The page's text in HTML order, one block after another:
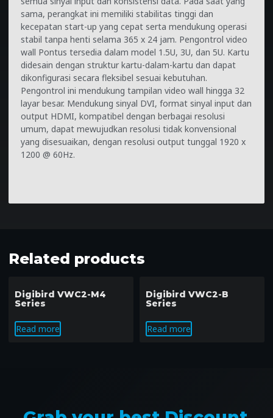
sama, perangkat ini memiliki stabilitas tinggi dan
kecepatan start-up yang cepat serta mendukung operasi
stabil tanpa henti selama 365 x 24 jam. Pengontrol video
wall Pontus tersedia dalam model 1.5U, 3U, dan 5U. Kartu
didesain dengan struktur kartu-dalam-kartu dan dapat
dikonfigurasi secara fleksibel sesuai kebutuhan.
Pengontrol ini mendukung tampilan video wall hingga 32
layar besar. Mendukung sinyal DVI, format sinyal input dan
output HDMI, kompatibel dengan berbagai resolusi
umum, dapat mewujudkan resolusi tidak konvensional
yang disesuaikan, dengan resolusi output tunggal 1920 x
1200 @ 60Hz.
Related products
Digibird VWC2-M4
Series
Read more
Digibird VWC2-B
Series
Read more